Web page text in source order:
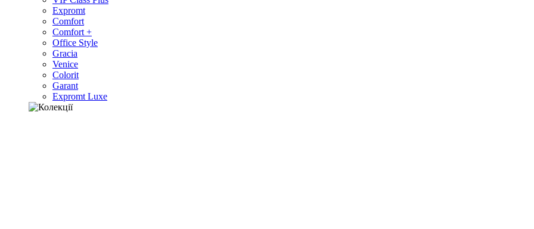
Expromt
Comfort
Comfort +
Office Style
Gracia
Venice
Colorit
Garant
Expromt Luxe